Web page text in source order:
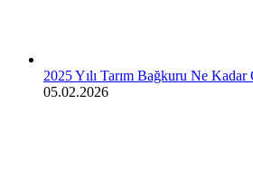
2025 Yılı Tarım Bağkuru Ne Kadar
05.02.2026